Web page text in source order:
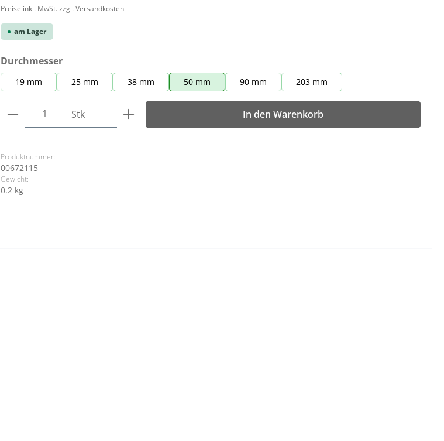
Preise inkl. MwSt. zzgl. Versandkosten
am Lager
Durchmesserauswählen
19 mm 25 mm 38 mm 50 mm 90 mm 203 mm
Produkt Anzahl: Gib den gewünschten Wert ein oder benutze die
Stk In den Warenkorb
Produktnummer:
00672115
Gewicht:
0.2 kg